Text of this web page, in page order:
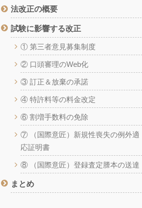
法改正の概要
試験に影響する改正
① 第三者意見募集制度
② 口頭審理のWeb化
③ 訂正＆放棄の承諾
④ 特許料等の料金改定
⑥ 割増手数料の免除
⑦ （国際意匠）新規性喪失の例外適
応証明書
⑧ （国際意匠）登録査定謄本の送達
まとめ